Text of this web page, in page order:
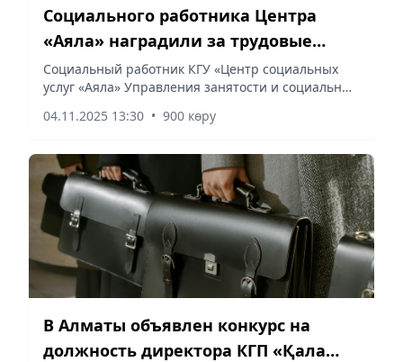
Социального работника Центра
«Аяла» наградили за трудовые
заслуги
Социальный работник КГУ «Центр социальных
услуг «Аяла» Управления занятости и социальных
Оспаналиева была приглашена на
04.11.2025 13:30 • 900 көру
В Алматы объявлен конкурс на
должность директора КГП «Қала